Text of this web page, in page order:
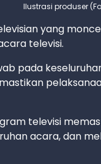
Ilustrasi produser
yang
televisi.
pada
televisi
acara, dan